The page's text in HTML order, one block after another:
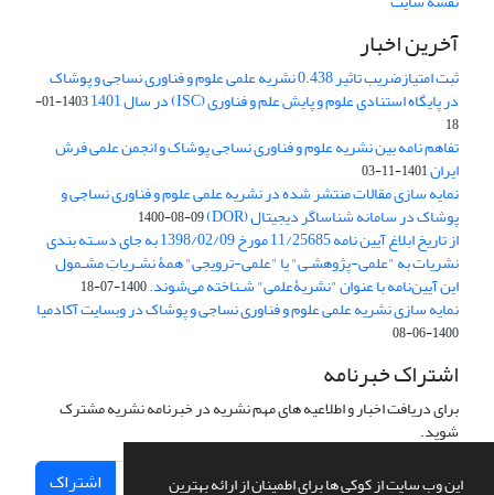
این وب سایت از کوکی ها برای اطمینان از ارائه بهترین
آخرین اخبار
ثبت امتیازضریب تاثیر 0.438 نشریه علمی علوم و فناوری نساجی و پوشاک
در پایگاه استنادی علوم و پایش علم و فناوری (ISC) در سال 1401
1403-01-
18
تفاهم نامه بین نشریه علوم و فناوری نساجی پوشاک و انجمن علمی فرش
ایران1401-11-03
نمایه سازی مقالات منتشر شده در نشریه علمی علوم و فناوری نساجی و
پوشاک در سامانه شناساگر دیجیتال (DOR) 1400-08-09
از تاریخ ابلاغ آیین نامه 11/25685 مورخ 1398/02/09 به جای دسـته بندی
نشریات به "علمی-پژوهشـی" یا "علمی-ترویجی" همۀ نشـریاتِ مشـمول
این آیین‌نامه با عنوان "نشریۀعلمی" شـناخته می‌شوند.1400-07-18
نمایه سازی نشریه علمی علوم و فناوری نساجی و پوشاک در وبسایت آکادمیا
1400-06-08
اشتراک خبرنامه
برای دریافت اخبار و اطلاعیه های مهم نشریه در خبرنامه نشریه مشترک
شوید.
اشتراک